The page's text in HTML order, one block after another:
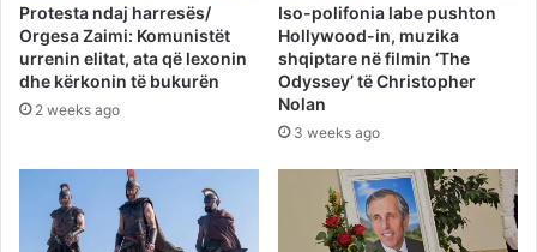
Protesta ndaj harresës/
Orgesa Zaimi: Komunistët
urrenin elitat, ata që lexonin
dhe kërkonin të bukurën
2 weeks ago
Iso-polifonia labe pushton
Hollywood-in, muzika
shqiptare në filmin ‘The
Odyssey’ të Christopher
Nolan
3 weeks ago